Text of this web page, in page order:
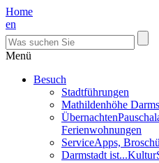
Home
en
Menü
Besuch
Stadtführungen
Mathildenhöhe
Übernachten
Ferienwohnungen
ServiceApps,
Darmstadt ist...Kultur